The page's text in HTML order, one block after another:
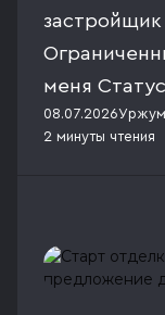
меня
08.07.2026
2 минуты чтения